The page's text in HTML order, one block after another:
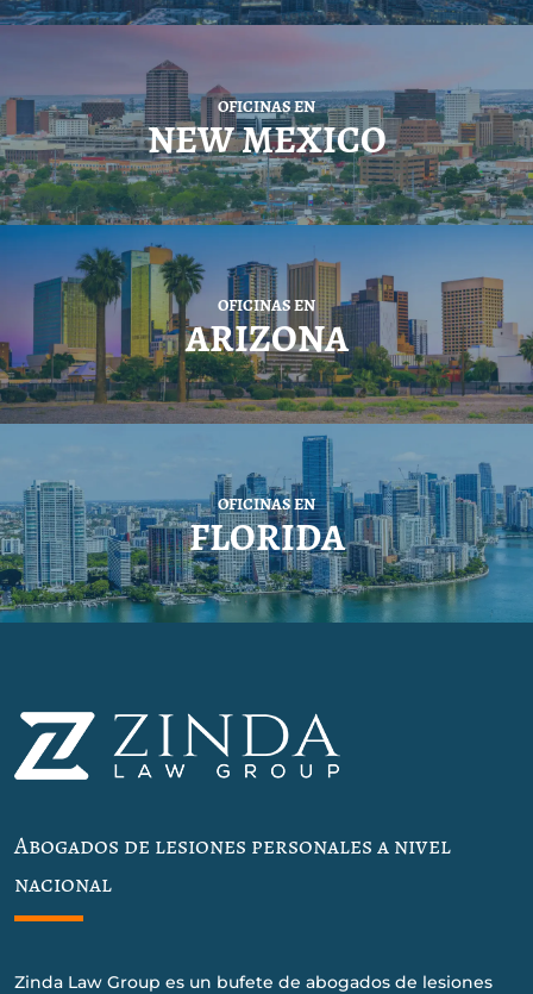
OFICINAS EN
NEW MEXICO
OFICINAS EN
ARIZONA
OFICINAS EN
FLORIDA
Abogados de lesiones personales a nivel
nacional
Zinda Law Group es un bufete de abogados de lesiones